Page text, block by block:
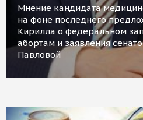
Мнение кандидата
на фоне последнего
Кирилла о федеральном
абортам и заявления
Павловой